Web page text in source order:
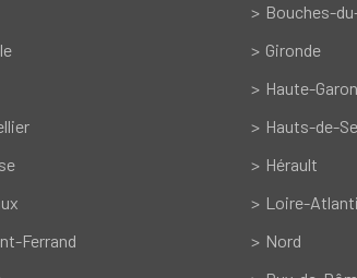
Ferrand
Bouches-
Gironde
Haute-
Hauts-de-
Hérault
Loire-
Nord